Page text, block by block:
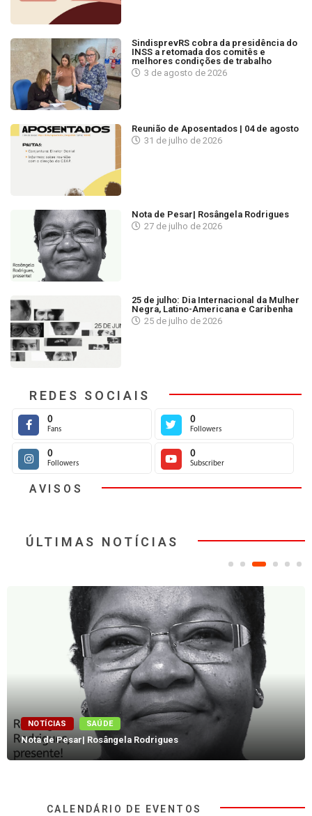
SindisprevRS cobra da presidência do
INSS a retomada dos comitês e
melhores condições de trabalho
3 de agosto de 2026
Reunião de Aposentados | 04 de agosto
31 de julho de 2026
Nota de Pesar| Rosângela Rodrigues
27 de julho de 2026
25 de julho: Dia Internacional da Mulher
Negra, Latino-Americana e Caribenha
25 de julho de 2026
REDES SOCIAIS
0
Fans
0
Followers
0
Followers
0
Subscriber
AVISOS
ÚLTIMAS NOTÍCIAS
NOTÍCIAS SAÚDE
Nota de Pesar| Rosângela Rodrigues
CALENDÁRIO DE EVENTOS